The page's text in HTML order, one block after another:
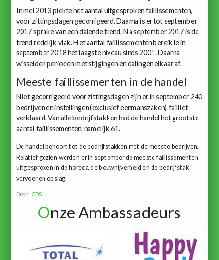
In mei 2013 piekte het aantal uitgesproken faillissementen,
voor zittingsdagen gecorrigeerd. Daarna is er tot september
2017 sprake van een dalende trend. Na september 2017 is de
trend redelijk vlak. Het aantal faillissementen bereikte in
september 2018 het laagste niveau sinds 2001. Daarna
wisselden perioden met stijgingen en dalingen elkaar af.
Meeste faillissementen in de handel
Niet gecorrigeerd voor zittingsdagen zijn er in september 240
bedrijven en instellingen (exclusief eenmanszaken) failliet
verklaard. Van alle bedrijfstakken had de handel het grootste
aantal faillissementen, namelijk 61.
De handel behoort tot de bedrijfstakken met de meeste bedrijven.
Relatief gezien werden er in september de meeste faillissementen
uitgesproken in de horeca, de bouwnijverheid en de bedrijfstak
vervoer en opslag.
Bron: CBS
Onze Ambassadeurs